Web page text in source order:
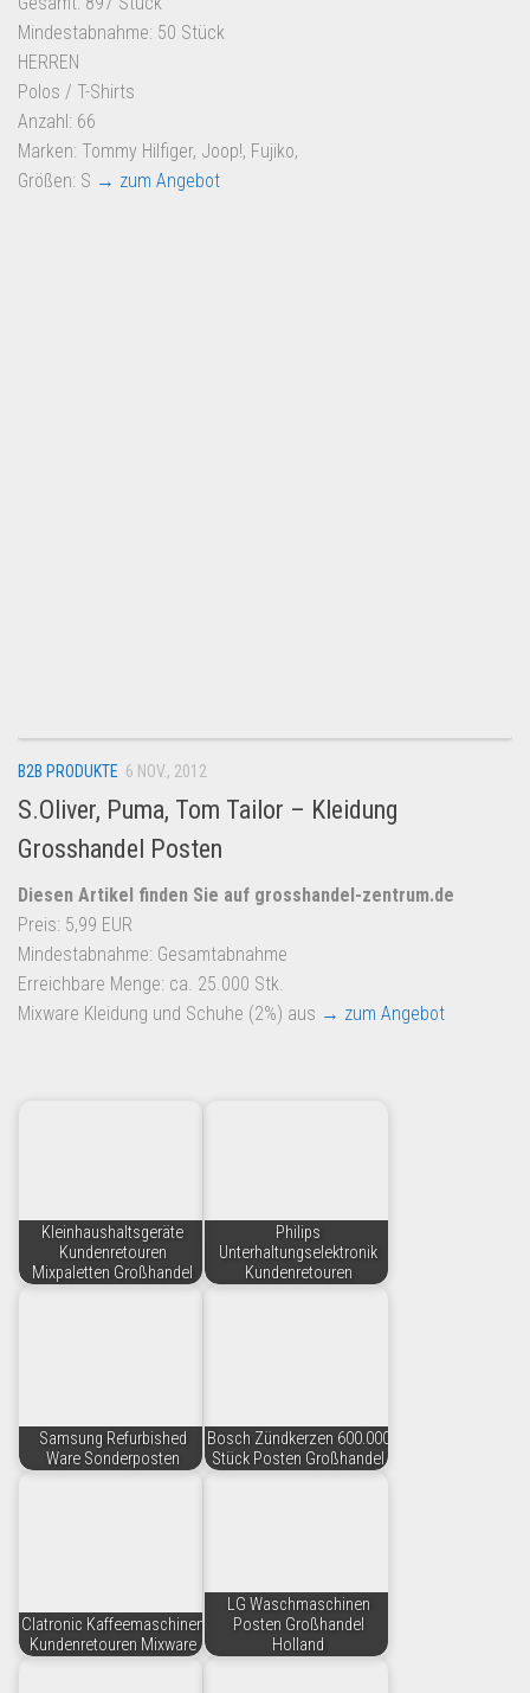
Dropshipping-Produkte
B2B Produkte
Grosshandel
Amazon
Aldi
Mindestabnahme: 50 Stück
HERREN
Polos / T-Shirts
Anzahl: 66
Marken: Tommy Hilfiger, Joop!, Fujiko,
Größen: S → zum Angebot
B2B PRODUKTE 6 NOV., 2012
S.Oliver, Puma, Tom Tailor – Kleidung
Grosshandel Posten
Diesen Artikel finden Sie auf grosshandel-zentrum.de
Preis: 5,99 EUR
Mindestabnahme: Gesamtabnahme
Erreichbare Menge: ca. 25.000 Stk.
Mixware Kleidung und Schuhe (2%) aus → zum Angebot
Kleinhaushaltsgeräte
Kundenretouren
Mixpaletten Großhandel
Philips
Unterhaltungselektronik
Kundenretouren
Samsung Refurbished
Ware Sonderposten
Bosch Zündkerzen 600.000
Stück Posten Großhandel
Clatronic Kaffeemaschinen
Kundenretouren Mixware
LG Waschmaschinen
Posten Großhandel
Holland